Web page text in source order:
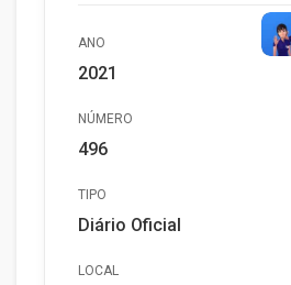
ANO
2021
NÚMERO
496
TIPO
Diário Oficial
LOCAL